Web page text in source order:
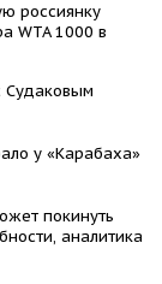
россиянку
WTA 1000 в
Судаковым
у «Карабаха»
покинуть
аналитика